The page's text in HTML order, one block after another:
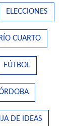
ELECCIONES
CUARTO
FÚTBOL
DE IDEAS